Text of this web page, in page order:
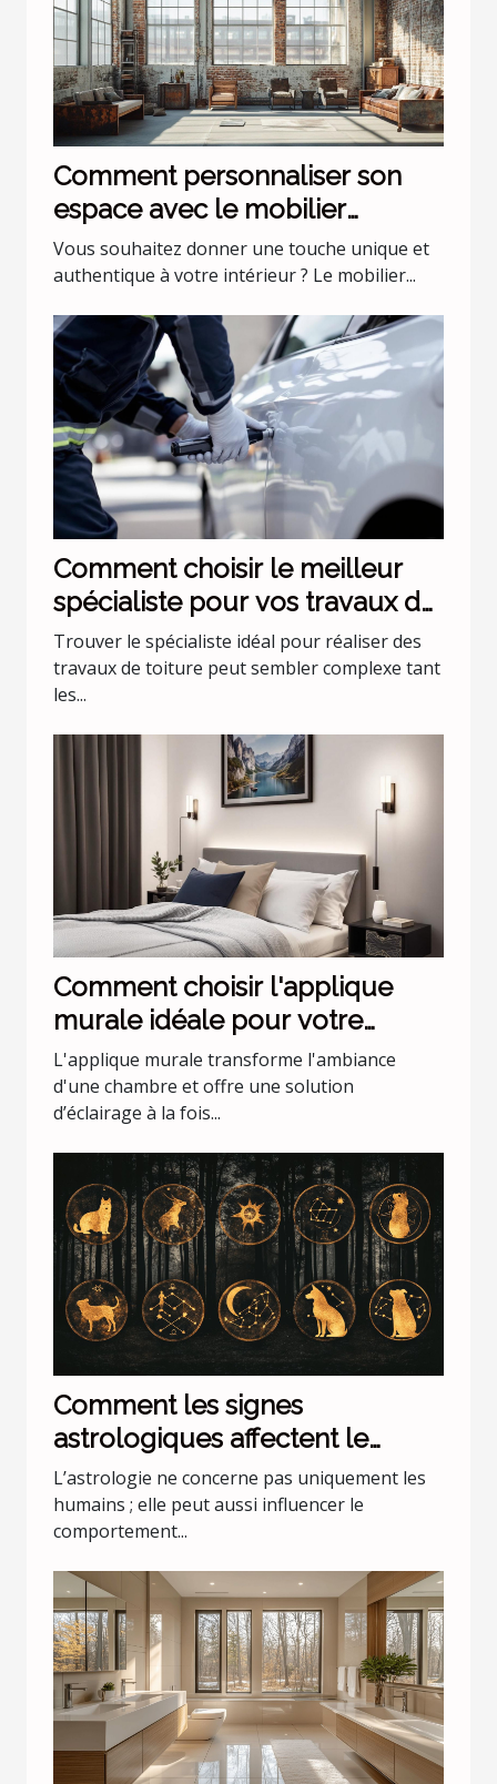
Comment personnaliser son
espace avec le mobilier
industriel ?
Vous souhaitez donner une touche unique et
authentique à votre intérieur ? Le mobilier...
Comment choisir le meilleur
spécialiste pour vos travaux de
toiture ?
Trouver le spécialiste idéal pour réaliser des
travaux de toiture peut sembler complexe tant
les...
Comment choisir l'applique
murale idéale pour votre
chambre
L'applique murale transforme l'ambiance
d'une chambre et offre une solution
d’éclairage à la fois...
Comment les signes
astrologiques affectent le
comportement de nos animaux
domestiques
L’astrologie ne concerne pas uniquement les
humains ; elle peut aussi influencer le
comportement...